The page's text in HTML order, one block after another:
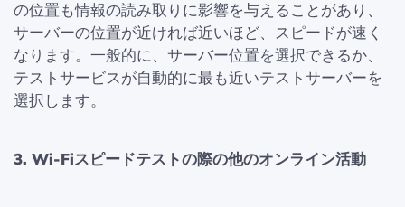
の位置も情報の読み取りに影響を与えることがあり、
サーバーの位置が近ければ近いほど、スピードが速く
なります。一般的に、サーバー位置を選択できるか、
テストサービスが自動的に最も近いテストサーバーを
選択します。
3. Wi-Fiスピードテストの際の他のオンライン活動